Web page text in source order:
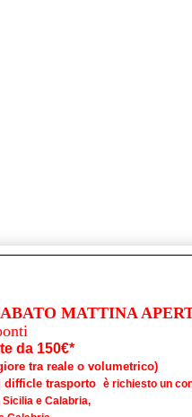
MATTINA
da 150€*
tra reale o volumetrico)
difficle trasporto è richiesto un
e Calabria,